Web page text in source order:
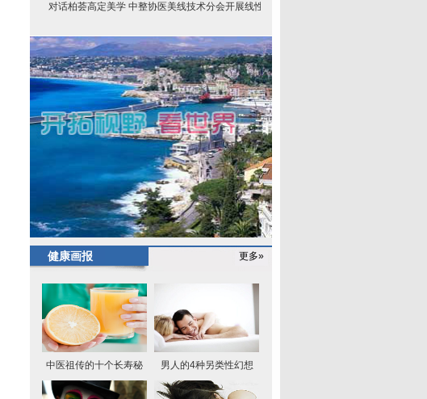
对话柏荟高定美学 中整协医美线技术分会开展线性
健康画报 更多»
中医祖传的十个长寿秘 男人的4种另类性幻想